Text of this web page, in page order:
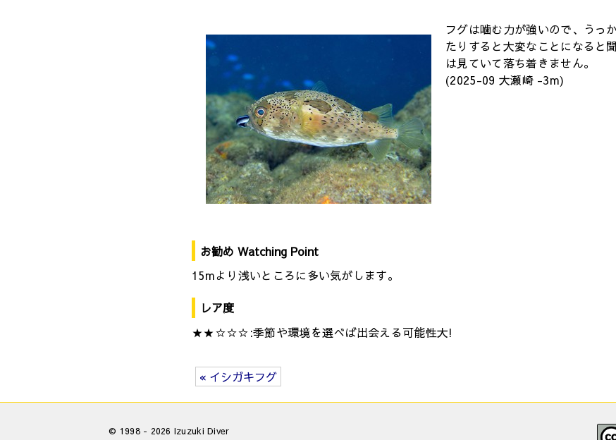
フグは噛む力が強いので、うっ
たりすると大変なことになると
は見ていて落ち着きません。
(2025-09 大瀬崎 -3m)
お勧め Watching Point
15mより浅いところに多い気がします。
レア度
★★☆☆☆:季節や環境を選べば出会える可能性大!
« イシガキフグ
© 1998 - 2026 Izuzuki Diver